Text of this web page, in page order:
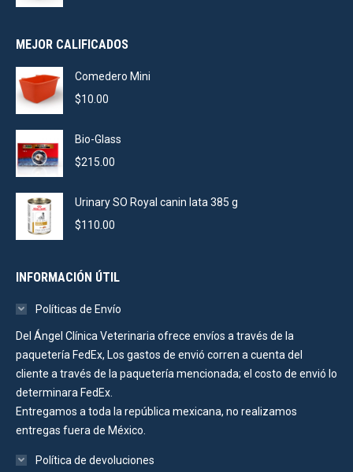
$105.00.
MEJOR CALIFICADOS
Comedero Mini
$10.00
Bio-Glass
$215.00
Urinary SO Royal canin lata 385 g
$110.00
INFORMACIÓN ÚTIL
Políticas de Envío
Del Ángel Clínica Veterinaria ofrece envíos a través de la
paquetería FedEx, Los gastos de envió corren a cuenta del
cliente a través de la paquetería mencionada; el costo de envió lo
determinara FedEx.
Entregamos a toda la república mexicana, no realizamos
entregas fuera de México.
Política de devoluciones